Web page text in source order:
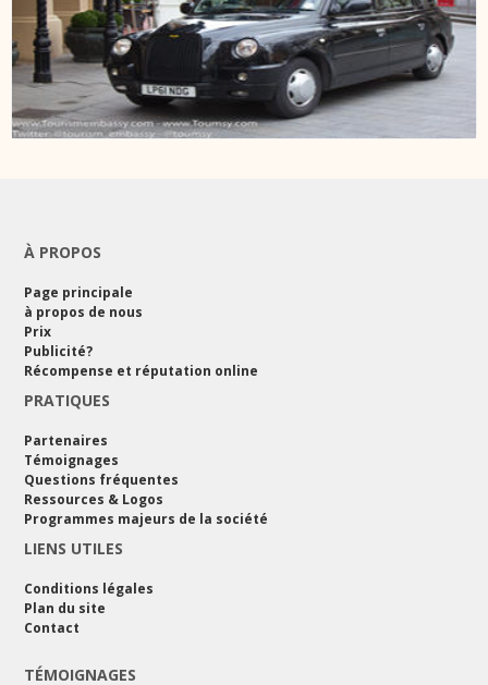
À PROPOS
Page principale
à propos de nous
Prix
Publicité?
Récompense et réputation online
PRATIQUES
Partenaires
Témoignages
Questions fréquentes
Ressources & Logos
Programmes majeurs de la société
LIENS UTILES
Conditions légales
Plan du site
Contact
TÉMOIGNAGES